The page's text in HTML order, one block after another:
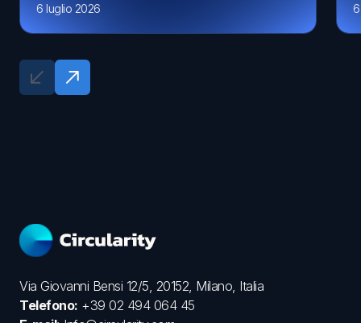
6 luglio 2026
Via Giovanni Bensi 12/5, 20152, Milano, Italia
Telefono: +39 02 494 064 45